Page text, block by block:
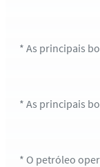
* As principais
* As principais
* O petróleo